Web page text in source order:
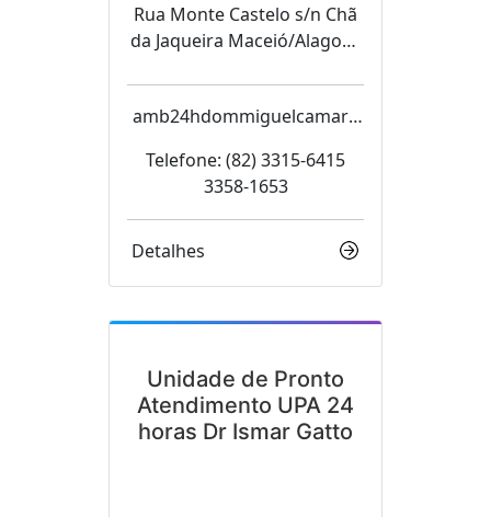
Rua Monte Castelo s/n Chã
da Jaqueira Maceió/Alagoas
amb24hdommiguelcamara
Telefone: (82) 3315-6415
3358-1653
Detalhes
Unidade de Pronto
Atendimento UPA 24
horas Dr Ismar Gatto